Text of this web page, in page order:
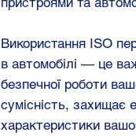
Використання ISO
в автомобілі — це
безпечної роботи
сумісність, захищає
характеристики